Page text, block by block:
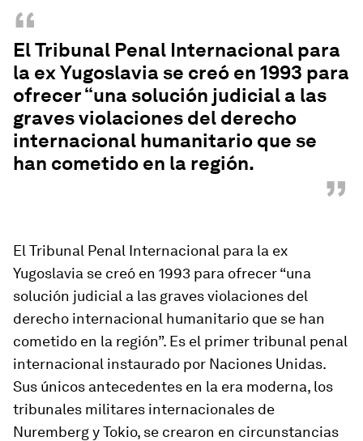
“
El Tribunal Penal Internacional para
la ex Yugoslavia se creó en 1993 para
ofrecer “una solución judicial a las
graves violaciones del derecho
internacional humanitario que se
han cometido en la región.
”
El Tribunal Penal Internacional para la ex
Yugoslavia se creó en 1993 para ofrecer “una
solución judicial a las graves violaciones del
derecho internacional humanitario que se han
cometido en la región”. Es el primer tribunal penal
internacional instaurado por Naciones Unidas.
Sus únicos antecedentes en la era moderna, los
tribunales militares internacionales de
Nuremberg y Tokio, se crearon en circunstancias